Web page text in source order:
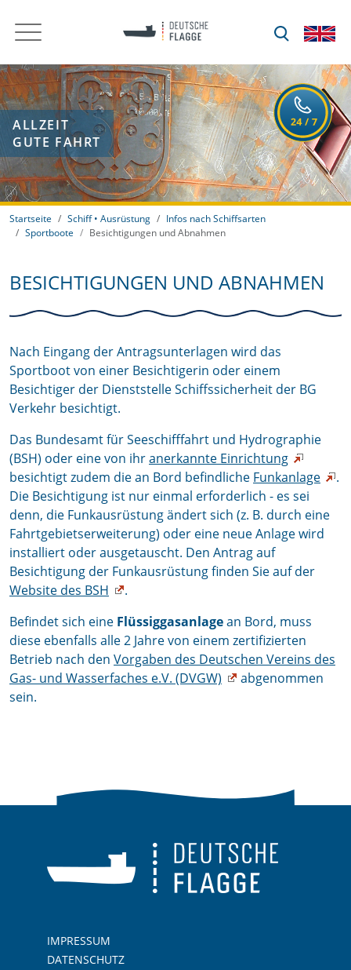
ALLZEIT
GUTE FAHRT
Startseite Schiff • Ausrüstung
Infos nach Schiffsarten
Sportboote
Besichtigungen und Abnahmen
BESICHTIGUNGEN UND ABNAHMEN
Nach Eingang der Antragsunterlagen wird das
Sportboot von einer Besichtigerin oder einem
Besichtiger der Dienststelle Schiffssicherheit der BG
Verkehr besichtigt.
Das Bundesamt für Seeschifffahrt und Hydrographie
(BSH) oder eine von ihranerkannte Einrichtung
besichtigt zudem die an Bord befindliche Funkanlage
.
Die Besichtigung ist nur einmal erforderlich - es sei
denn, die Funkausrüstung ändert sich (z. B. durch eine
Fahrtgebietserweiterung) oder eine neue Anlage wird
installiert oder ausgetauscht. Den Antrag auf
Besichtigung der Funkausrüstung finden Sie auf der
Website des BSH
.
Befindet sich eine Flüssiggasanlagean Bord, muss
diese ebenfalls alle 2 Jahre von einem zertifizierten
Betrieb nach den Vorgaben des Deutschen Vereins des
Gas- und Wasserfaches e.V. (DVGW)
abgenommen
sein.
IMPRESSUM
DATENSCHUTZ